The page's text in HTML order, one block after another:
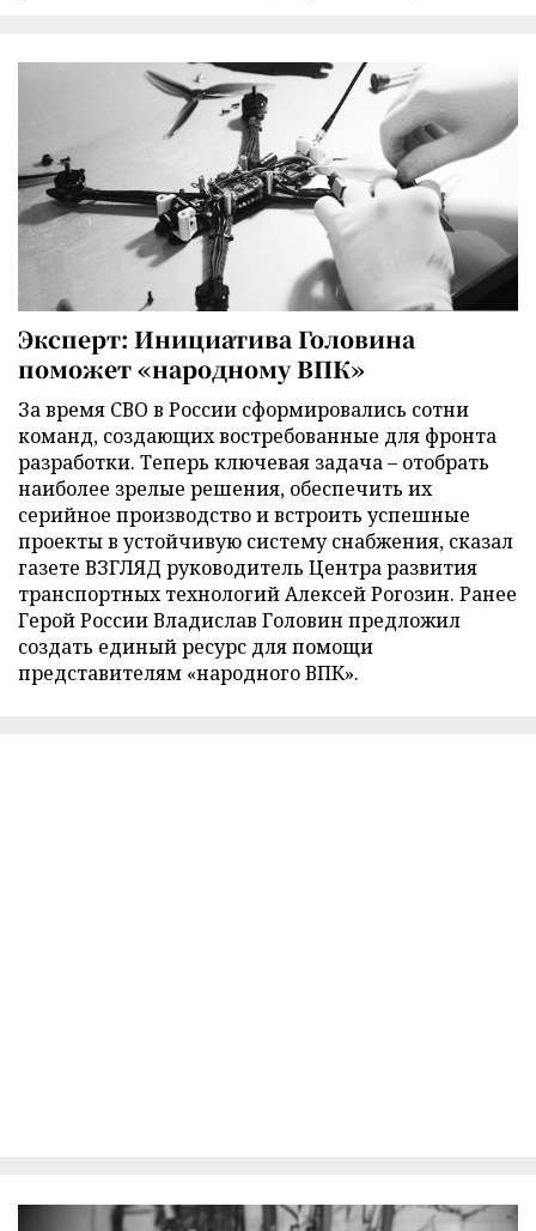
Эксперт: Инициатива Головина
поможет «народному ВПК»
За время СВО в России сформировались сотни
команд, создающих востребованные для фронта
разработки. Теперь ключевая задача – отобрать
наиболее зрелые решения, обеспечить их
серийное производство и встроить успешные
проекты в устойчивую систему снабжения, сказал
газете ВЗГЛЯД руководитель Центра развития
транспортных технологий Алексей Рогозин. Ранее
Герой России Владислав Головин предложил
создать единый ресурс для помощи
представителям «народного ВПК».